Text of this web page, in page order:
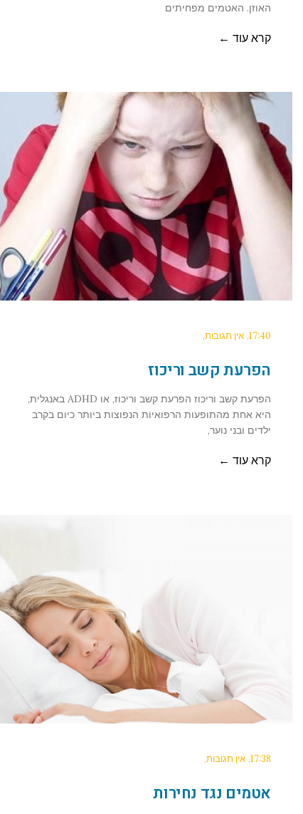
האוזן. האטמים מפחיתים
קרא עוד ←
17:40 אין תגובות
הפרעת קשב וריכוז
הפרעת קשב וריכוז הפרעת קשב וריכוז, או ADHD באנגלית,
היא אחת מהתופעות הרפואיות הנפוצות ביותר כיום בקרב
ילדים ובני נוער,
קרא עוד ←
17:38 אין תגובות
אטמים נגד נחירות